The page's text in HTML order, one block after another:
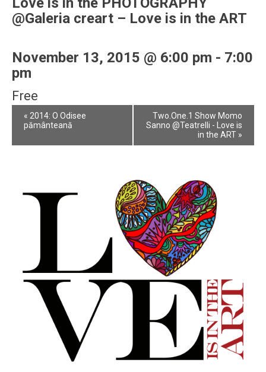
@Galeria creart – Love is in the ART
November 13, 2015 @ 6:00 pm - 7:00
pm
Free
Event
Navigation
« 2014: O Odisee
pământeană
Two.One.1 Show Momo
Sanno @Teatrelli - Love is
in the ART »